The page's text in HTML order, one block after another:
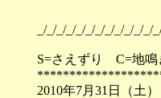
_/_/_/_/_/_/_/_/_/_/_/
S=さえずり C=地
2010年7